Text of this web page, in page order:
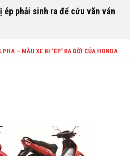
ép phải sinh ra để cứu vãn ván
– MẪU XE BỊ ‘ÉP’ RA ĐỜI CỦA HONDA